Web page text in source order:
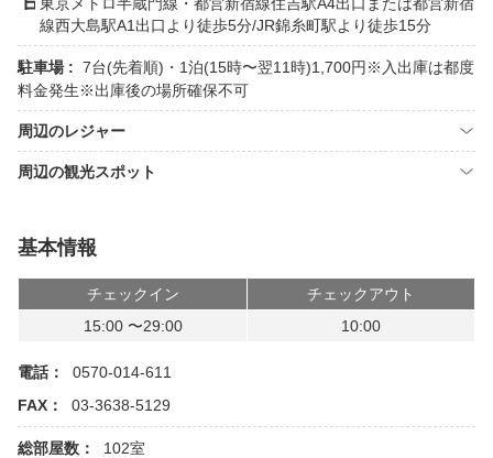
線西大島駅A1出口より徒歩5分/JR錦糸町駅より徒歩15分
駐車場 : 7台(先着順)・1泊(15時〜翌11時)1,700円※入出庫は都度
料金発生※出庫後の場所確保不可
周辺のレジャー
周辺の観光スポット
基本情報
チェックイン
チェックアウト
15:00 〜29:00
10:00
電話：
0570-014-611
FAX：
03-3638-5129
総部屋数： 102室